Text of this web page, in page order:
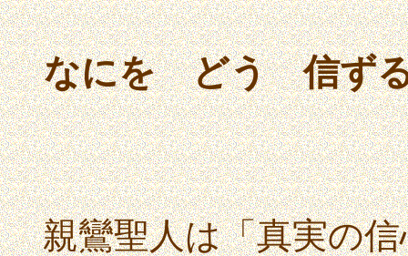
なにを どう 信ず
親鸞聖人は「真実の信